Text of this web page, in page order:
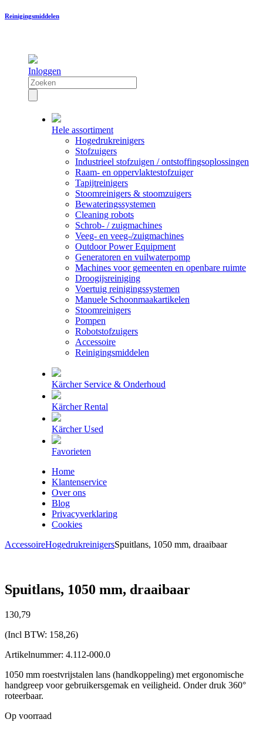
Reinigingsmiddelen
Inloggen
Hele assortiment
Hogedrukreinigers
Stofzuigers
Industrieel stofzuigen / ontstoffingsoplossingen
Raam- en oppervlaktestofzuiger
Tapijtreinigers
Stoomreinigers & stoomzuigers
Bewateringssystemen
Cleaning robots
Schrob- / zuigmachines
Veeg- en veeg-/zuigmachines
Outdoor Power Equipment
Generatoren en vuilwaterpomp
Machines voor gemeenten en openbare ruimte
Droogijsreiniging
Voertuig reinigingssystemen
Manuele Schoonmaakartikelen
Stoomreinigers
Pompen
Robotstofzuigers
Accessoire
Reinigingsmiddelen
Kärcher Service & Onderhoud
Kärcher Rental
Kärcher Used
Favorieten
Home
Klantenservice
Over ons
Blog
Privacyverklaring
Cookies
AccessoireHogedrukreinigersSpuitlans, 1050 mm, draaibaar
Spuitlans, 1050 mm, draaibaar
130,79
(Incl BTW: 158,26)
Artikelnummer: 4.112-000.0
1050 mm roestvrijstalen lans (handkoppeling) met ergonomische
handgreep voor gebruikersgemak en veiligheid. Onder druk 360°
roteerbaar.
Op voorraad